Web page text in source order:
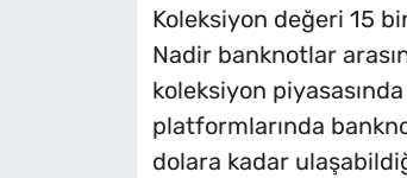
Koleksiyon değeri 15
Nadir banknotlar
koleksiyon
platformlarında
dolara kadar